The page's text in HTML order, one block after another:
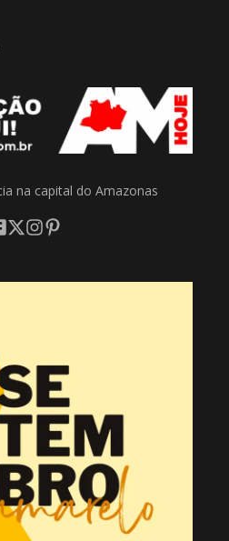
na capital do Amazonas